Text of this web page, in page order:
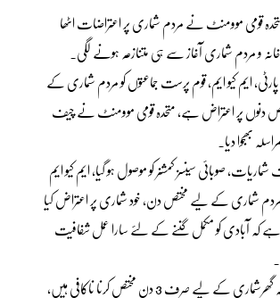
قومی موومنٹ نے مردم شماری پر اعتراضات اٹھا
و مردم شماری آغاز سے ہی متنازعہ ہونے لگی۔
پارٹی، ایم کیو ایم، قوم پرست جماعتوں کو مردم شماری کے
دنوں پر اعتراض ہے، متحدہ قومی موومنٹ نے چیف
بھجوا دیا۔
صوبائی سینسز کمشنر کو موصول ہو گیا، ایم کیو ایم
شماری کے لیے مختص دن، خود شماری پر اعتراض کیا
کہ آبادی کو مکمل گننے کے لئے سارا عمل شفافیت
ایم کیو ایم نے کہا کہ گھرشماری کے لیے صرف 3 دن مختص کرنا ناکافی ہیں،